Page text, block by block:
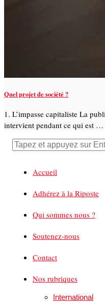
Quel projet de société ?
1. L’impasse capitaliste La
intervient pendant ce qui est …
Accueil
Adhérez à la Riposte
Qui sommes nous ?
Soutenez-nous
Contact
Nos rubriques
International